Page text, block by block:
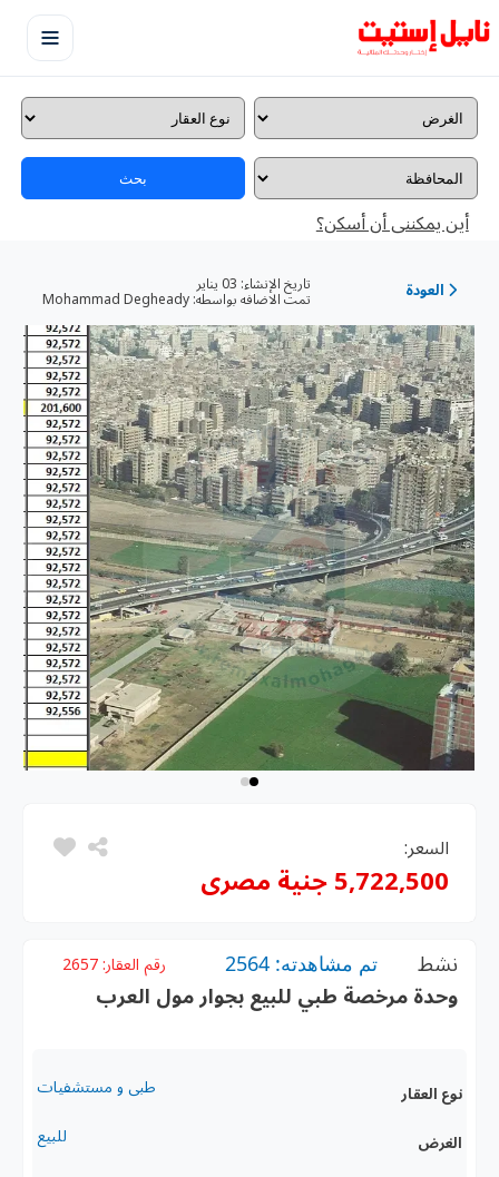
بحث
أين يمكننى أن أسكن؟
العودة تاريخ الإنشاء:
تمت الاضافه بواسطه: Mohammad Degheady
السعر:
5,722,500 جنية مصرى
نشط تم مشاهدته: 2564 رقم العقار:2657
وحدة مرخصة طبي للبيع بجوار مول العرب
نوع العقار طبى و مستشفيات
الغرض للبيع